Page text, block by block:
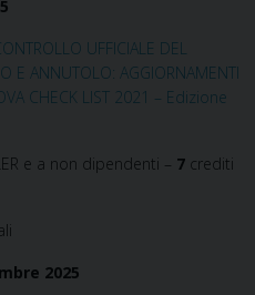
UFFICIALE DEL
E ANNUTOLO: AGGIORNAMENTI
CHECK LIST 2021 – Edizione
e a non dipendenti – 7 crediti
2025